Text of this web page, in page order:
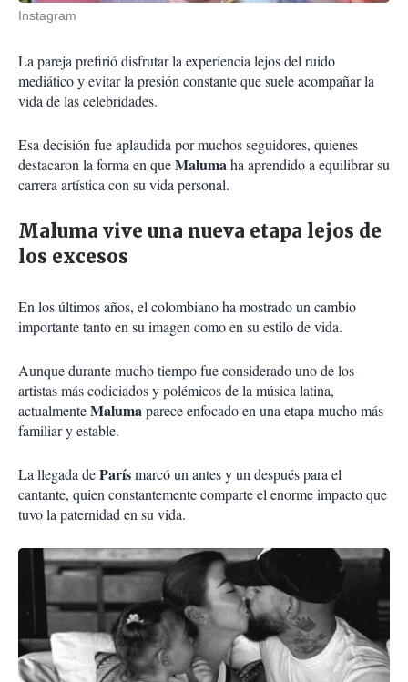
Instagram
La pareja prefirió disfrutar la experiencia lejos del ruido
mediático y evitar la presión constante que suele acompañar la
vida de las celebridades.
Esa decisión fue aplaudida por muchos seguidores, quienes
destacaron la forma en queMalumaha aprendido a equilibrar su
carrera artística con su vida personal.
Maluma vive una nueva etapa lejos de
los excesos
En los últimos años, el colombiano ha mostrado un cambio
importante tanto en su imagen como en su estilo de vida.
Aunque durante mucho tiempo fue considerado uno de los
artistas más codiciados y polémicos de la música latina,
actualmenteMalumaparece enfocado en una etapa mucho más
familiar y estable.
La llegada deParísmarcó un antes y un después para el
cantante, quien constantemente comparte el enorme impacto que
tuvo la paternidad en su vida.